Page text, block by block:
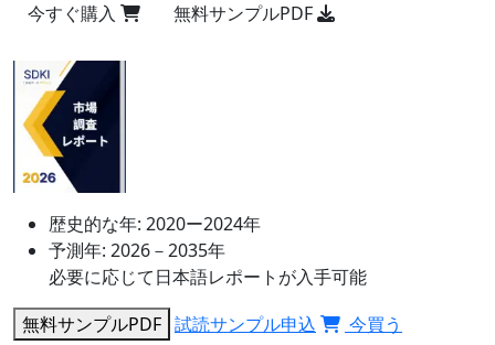
今すぐ購入
無料サンプルPDF
歴史的な年: 2020ー2024年
予測年: 2026－2035年
必要に応じて日本語レポートが入手可能
無料サンプルPDF 試読サンプル申込 今買う